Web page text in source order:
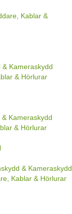
Kablar &
Kameraskydd
& Hörlurar
Kameraskydd
& Hörlurar
& Kameraskydd
Kablar & Hörlurar